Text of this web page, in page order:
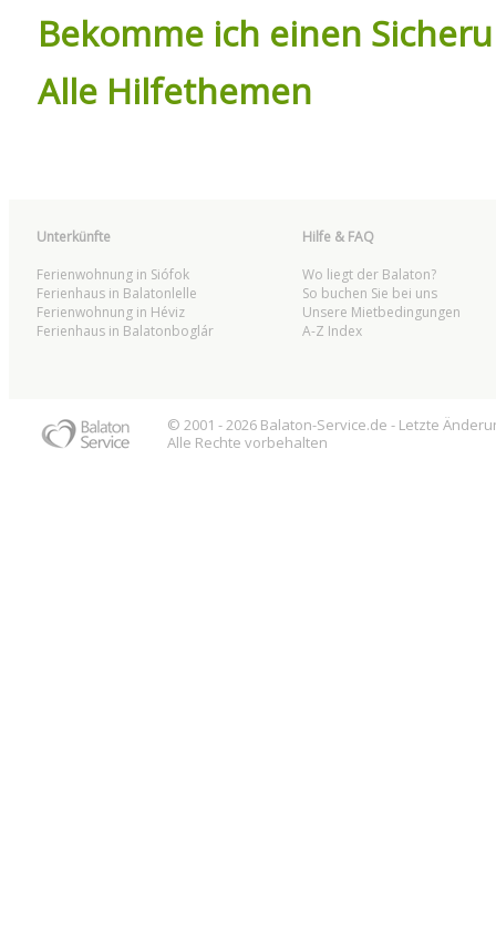
Bekomme ich einen
Alle Hilfethemen
Unterkünfte
Ferienwohnung in Siófok
Ferienhaus in Balatonlelle
Ferienwohnung in Héviz
Ferienhaus in Balatonboglár
Hilfe & FAQ
Wo liegt der Balaton?
So buchen Sie bei uns
Unsere Mietbedingungen
A-Z Index
© 2001 - 2026 Balaton-Service.de - Letzte
Alle Rechte vorbehalten